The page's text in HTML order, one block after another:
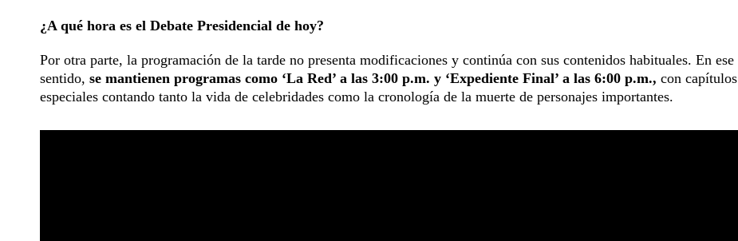
¿A qué hora es el Debate Presidencial de hoy?
Por otra parte, la programación de la tarde no presenta modificaciones y continúa con sus contenidos habituales. En ese
sentido, se mantienen programas como ‘La Red’ a las 3:00 p.m. y ‘Expediente Final’ a las 6:00 p.m., con capítulos
especiales contando tanto la vida de celebridades como la cronología de la muerte de personajes importantes.